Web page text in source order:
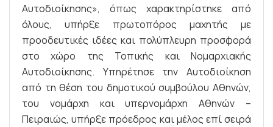
Αυτοδιοίκησης», όπως χαρακτηρίστηκε από
όλους, υπήρξε πρωτοπόρος μαχητής με
προοδευτικές ιδέες και πολύπλευρη προσφορά
στο χώρο της Τοπικής και Νομαρχιακής
Αυτοδιοίκησης. Υπηρέτησε την Αυτοδιοίκηση
από τη θέση του δημοτικού συμβούλου Αθηνών,
του νομάρχη και υπερνομάρχη Αθηνών –
Πειραιώς, υπήρξε πρόεδρος και μέλος επί σειρά